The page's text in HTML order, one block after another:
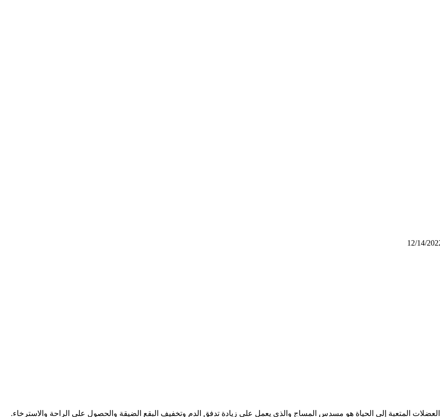
العضلات المتعبة إلى الحياة هو مسدس المساج والذي يعمل على زيادة تدفق الدم وتخفيف البقع الضيقة والحصول على الراحة والاسترخاء.